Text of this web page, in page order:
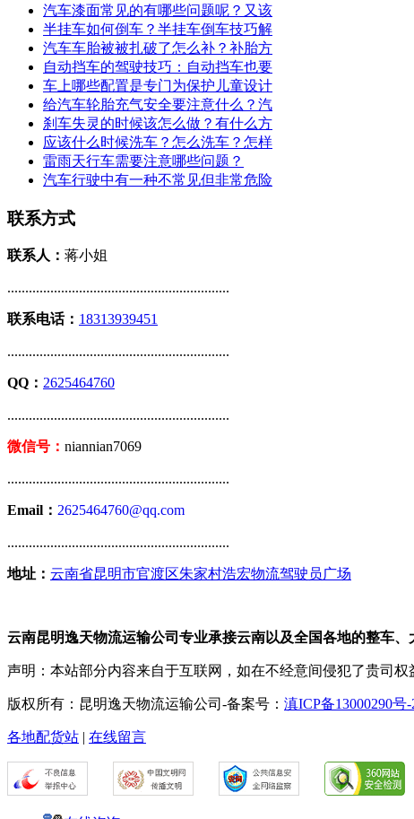
汽车漆面常见的有哪些问题呢？又该
半挂车如何倒车？半挂车倒车技巧解
汽车车胎被被扎破了怎么补？补胎方
自动挡车的驾驶技巧：自动挡车也要
车上哪些配置是专门为保护儿童设计
给汽车轮胎充气安全要注意什么？汽
刹车失灵的时候该怎么做？有什么方
应该什么时候洗车？怎么洗车？怎样
雷雨天行车需要注意哪些问题？
汽车行驶中有一种不常见但非常危险
联系方式
联系人： 蒋小姐
..............................................................
联系电话： 18313939451
..............................................................
QQ： 2625464760
..............................................................
微信号： niannian7069
..............................................................
Email： 2625464760@qq.com
..............................................................
地址： 云南省昆明市官渡区朱家村浩宏物流驾驶员广场
云南昆明逸天物流运输公司专业承接云南以及全国各地的整车
声明：本站部分内容来自于互联网，如在不经意间侵犯了贵司
版权所有：昆明逸天物流运输公司-备案号： 滇ICP备13000290号-
各地配货站 | 在线留言